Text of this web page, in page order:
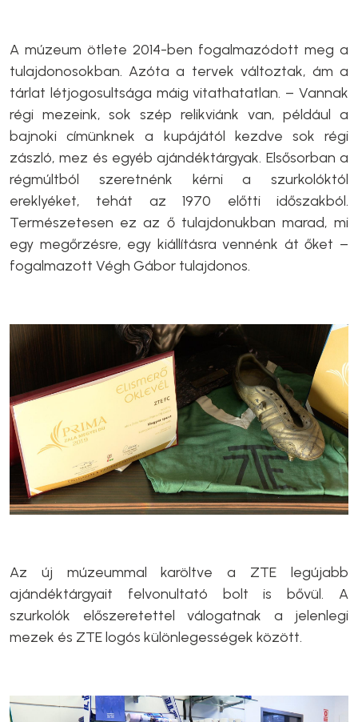
A múzeum ötlete 2014-ben fogalmazódott meg a
tulajdonosokban. Azóta a tervek változtak, ám a
tárlat létjogosultsága máig vitathatatlan. – Vannak
régi mezeink, sok szép relikviánk van, például a
bajnoki címünknek a kupájától kezdve sok régi
zászló, mez és egyéb ajándéktárgyak. Elsősorban a
régmúltból szeretnénk kérni a szurkolóktól
ereklyéket, tehát az 1970 előtti időszakból.
Természetesen ez az ő tulajdonukban marad, mi
egy megőrzésre, egy kiállításra vennénk át őket –
fogalmazott Végh Gábor tulajdonos.
Az új múzeummal karöltve a ZTE legújabb
ajándéktárgyait felvonultató bolt is bővül. A
szurkolók előszeretettel válogatnak a jelenlegi
mezek és ZTE logós különlegességek között.